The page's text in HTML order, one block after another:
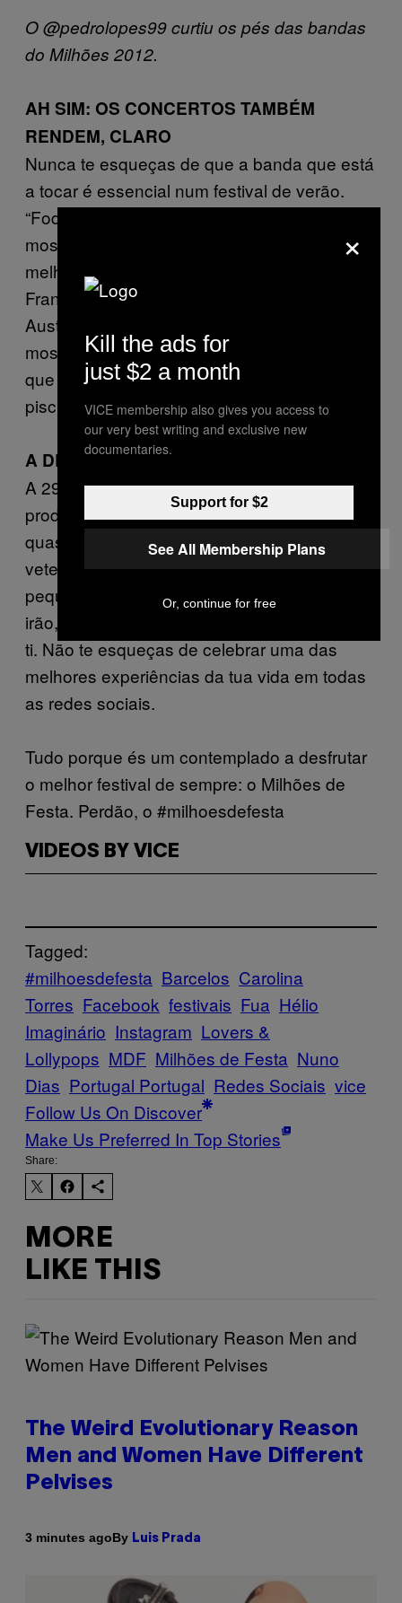
O @pedrolopes99 curtiu os pés das bandas
do Milhões 2012.
AH SIM: OS CONCERTOS TAMBÉM
RENDEM, CLARO
Nunca te esqueças de que a banda que está
a tocar é essencial num festival de verão.
“Foda-se, Eyehategod!” Ou: “Mikal Cronin a
mostrar-nos o porquê de ser um dos
melhores segredos rock’n’roll de São
Francisco <3.” Ou ainda: “Adoro a gaja de
Austra.” Não percas uma oportunidade de
mostrar que sabes o que está a acontecer e
que não foste a Barcelos só para curtir a
piscina.
A DEPRESSÃO PÓS-FESTIVAL
A 29 de Julho serão, garantidamente,
produzidos vários posts depressivo por
quase todos os presentes no festival (do
veterano à estreia), pelas “sdds” daquele
pequeno grande festival de Barcelos que
irão, nos próximos 365 dias, viver dentro de
ti. Não te esqueças de celebrar uma das
melhores experiências da tua vida em todas
as redes sociais.
Tudo porque és um contemplado a desfrutar
o melhor festival de sempre: o Milhões de
Festa. Perdão, o #milhoesdefesta
VIDEOS BY VICE
Tagged:
#milhoesdefesta Barcelos Carolina
Torres Facebook festivais Fua Hélio
Imaginário Instagram Lovers &
Lollypops MDF Milhões de Festa Nuno
Dias Portugal Portugal Redes Sociais vice
Follow Us On Discover
Make Us Preferred In Top Stories
Share:
MORE
LIKE THIS
The Weird Evolutionary Reason
Men and Women Have Different
Pelvises
3 minutes agoBy Luis Prada
×
Kill the ads for
just $2 a month
VICE membership also gives you access to
our very best writing and exclusive new
documentaries.
Support for $2
See All Membership Plans
Or, continue for free